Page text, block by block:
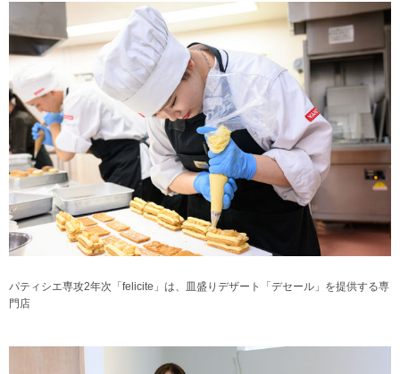
パティシエ専攻2年次「felicite」は、皿盛りデザート「デセール」を提供する専
門店